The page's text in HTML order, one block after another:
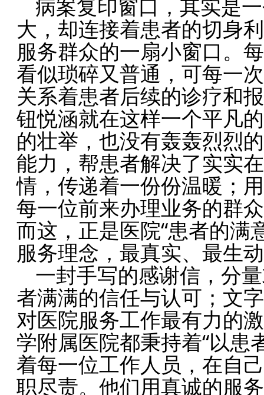
病案复印窗口，其实是
大，却连接着患者的切身
服务群众的一扇小窗口。
看似琐碎又普通，可每一
关系着患者后续的诊疗和
钮悦涵就在这样一个平凡
的壮举，也没有轰轰烈烈
能力，帮患者解决了实实
情，传递着一份份温暖；
每一位前来办理业务的群
而这，正是医院“患者的满
服务理念，最真实、最生
一封手写的感谢信，分
者满满的信任与认可；文
对医院服务工作最有力的
学附属医院都秉持着“以患
着每一位工作人员，在自
职尽责。他们用真诚的服